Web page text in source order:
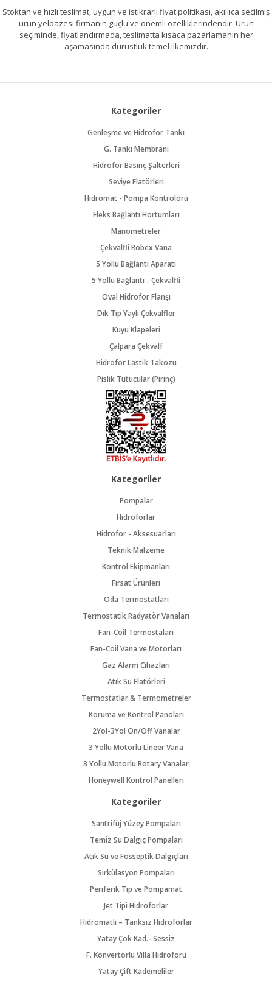
Stoktan ve hızlı teslimat, uygun ve istikrarlı fiyat politikası, akıllıca seçilmiş
ürün yelpazesi firmanın güçlü ve önemli özelliklerindendir. Ürün
seçiminde, fiyatlandırmada, teslimatta kısaca pazarlamanın her
aşamasında dürüstlük temel ilkemizdir.
Kategoriler
Genleşme ve Hidrofor Tankı
G. Tankı Membranı
Hidrofor Basınç Şalterleri
Seviye Flatörleri
Hidromat - Pompa Kontrolörü
Fleks Bağlantı Hortumları
Manometreler
Çekvalfli Robex Vana
5 Yollu Bağlantı Aparatı
5 Yollu Bağlantı - Çekvalfli
Oval Hidrofor Flanşı
Dik Tip Yaylı Çekvalfler
Kuyu Klapeleri
Çalpara Çekvalf
Hidrofor Lastik Takozu
Pislik Tutucular (Pirinç)
Kategoriler
Pompalar
Hidroforlar
Hidrofor - Aksesuarları
Teknik Malzeme
Kontrol Ekipmanları
Fırsat Ürünleri
Oda Termostatları
Termostatik Radyatör Vanaları
Fan-Coil Termostaları
Fan-Coil Vana ve Motorları
Gaz Alarm Cihazları
Atık Su Flatörleri
Termostatlar & Termometreler
Koruma ve Kontrol Panoları
2Yol-3Yol On/Off Vanalar
3 Yollu Motorlu Lineer Vana
3 Yollu Motorlu Rotary Vanalar
Honeywell Kontrol Panelleri
Kategoriler
Santrifüj Yüzey Pompaları
Temiz Su Dalgıç Pompaları
Atık Su ve Fosseptik Dalgıçları
Sirkülasyon Pompaları
Periferik Tip ve Pompamat
Jet Tipi Hidroforlar
Hidromatlı – Tanksız Hidroforlar
Yatay Çok Kad.- Sessiz
F. Konvertörlü Villa Hidroforu
Yatay Çift Kademeliler